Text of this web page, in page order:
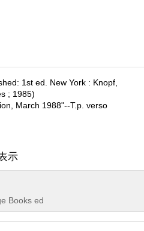
1st ed. New York : Knopf,
; 1985)
March 1988"--T.p. verso
示
Books ed